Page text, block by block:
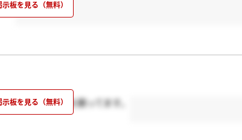
に早めの連絡を願ってます。